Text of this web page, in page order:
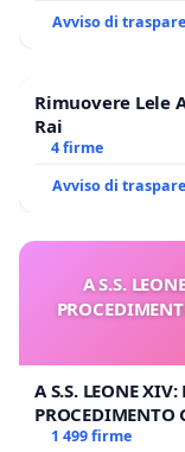
Avviso di
Rimuovere Lele
Rai
4 firme
Avviso di
A S.S.
A S.S. LEONE
PROCEDIMENTO
BENEDETTO XVI
1 499 firme